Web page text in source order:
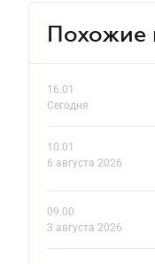
Похожие
16.01
Сегодня
10.01
6 августа 2026
09.00
3 августа 2026